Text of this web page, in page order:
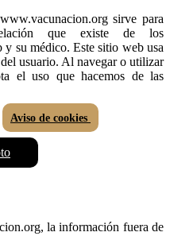
sirve para
que existe de los
y su médico. Este sitio web usa
usuario. Al navegar o utilizar
el uso que hacemos de las
Aviso de cookies
la información fuera de